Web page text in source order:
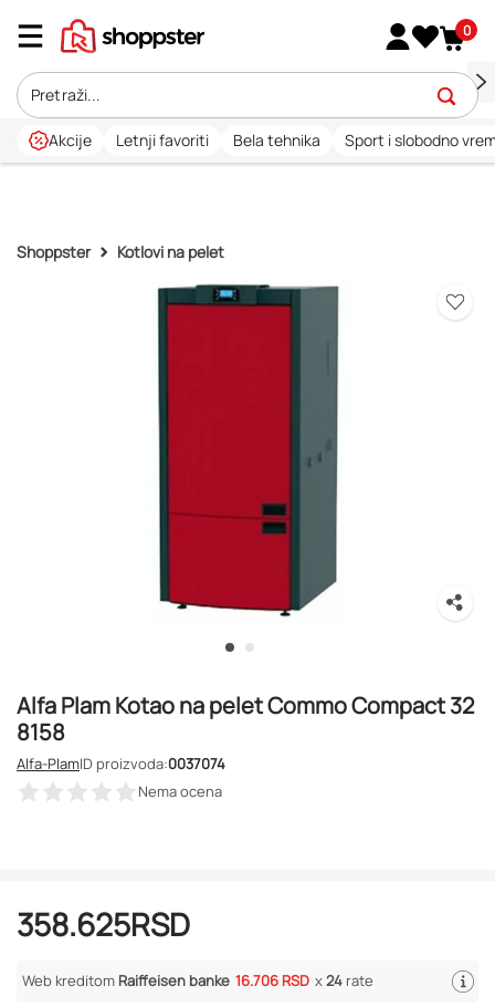
0
Akcije Letnji favoriti Bela tehnika Sport i slobodno
Shoppster Kotlovi na pelet
Alfa Plam Kotao na pelet Commo Compact 32
8158
Alfa-PlamID proizvoda:0037074
Nema ocena
358.625RSD
Web kreditom Raiffeisen banke 16.706 RSD x24 rate